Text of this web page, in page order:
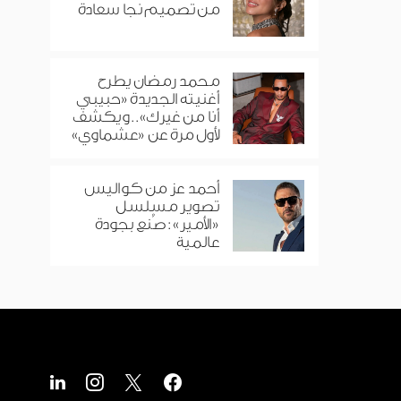
من تصميم نجا سعادة
محمد رمضان يطرح
أغنيته الجديدة «حبيبي
أنا من غيرك».. ويكشف
لأول مرة عن «عشماوي»
أحمد عز من كواليس
تصوير مسلسل
«الأمير»: صُنع بجودة
عالمية